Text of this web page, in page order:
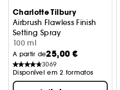
Charlotte Tilbury
Airbrush Flawless Finish
Setting Spray
Spray fixador de
100 ml
A partir de25,00 €
3069
Disponível em 2 formatos